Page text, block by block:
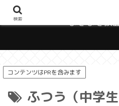
なぞなぞ仮
コンテンツはPRを含みます
ふつう（中学
検索